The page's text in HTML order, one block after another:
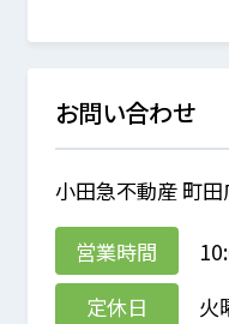
お問い合わせ
小田急不動産 町田
営業時間
定休日
火